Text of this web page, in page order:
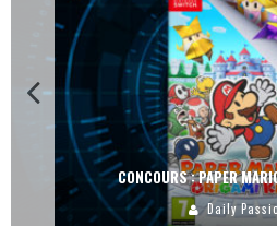
CONCOURS : PAPER
Daily